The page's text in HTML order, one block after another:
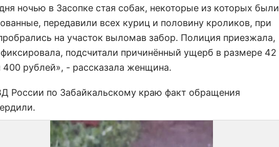
ночью в Засопке стая собак, некоторые из которых были
передавили всех куриц и половину кроликов, при
на участок выломав забор. Полиция приезжала,
подсчитали причинённый ущерб в размере 42
400 рублей», - рассказала женщина.
России по Забайкальскому краю факт обращения